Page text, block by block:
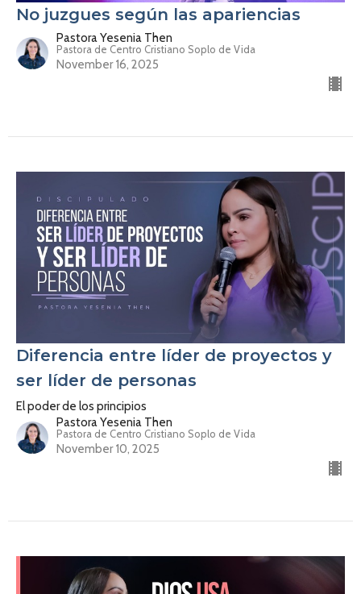
No juzgues según las apariencias
Pastora Yesenia Then
Pastora de Centro Cristiano Soplo de Vida
November 16, 2025
Diferencia entre líder de proyectos y
ser líder de personas
El poder de los principios
Pastora Yesenia Then
Pastora de Centro Cristiano Soplo de Vida
November 10, 2025